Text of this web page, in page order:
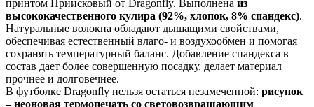
принтом Приисковый от Dragonfly. Выполнена из
высококачественного кулира (92%, хлопок, 8% спандекс).
Натуральные волокна обладают дышащими свойствами,
обеспечивая естественный влаго- и воздухообмен и помогая
сохранять температурный баланс. Добавление спандекса в
состав дает более совершенную посадку, делает материал
прочнее и долговечнее.
В футболке Dragonfly нельзя остаться незамеченной: рисунок
– неоновая термопечать со световозвращающим